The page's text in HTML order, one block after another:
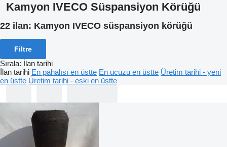
Kamyon IVECO Süspansiyon Körüğü
22 ilan: Kamyon IVECO süspansiyon körüğü
Filtre
Sırala: İlan tarihi
İlan tarihi En pahalısı en üstte En ucuzu en üstte Üretim tarihi - yeni
en üstte Üretim tarihi - eski en üstte